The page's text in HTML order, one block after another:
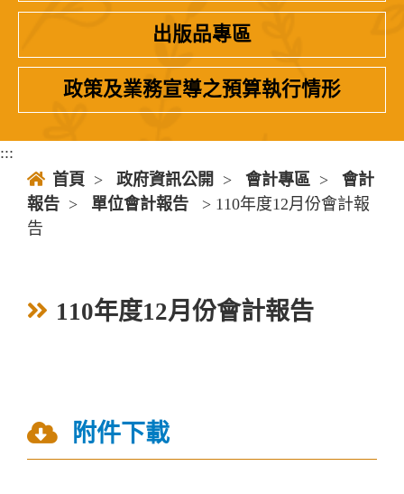
出版品專區
政策及業務宣導之預算執行情形
:::
首頁 > 政府資訊公開 > 會計專區 >
會計
報告 > 單位會計報告
> 110年度12月份會計報
告
110年度12月份會計報告
附件下載